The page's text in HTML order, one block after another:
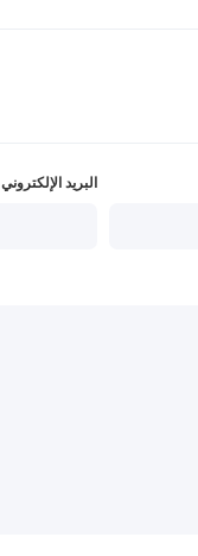
البريد الإلكتروني